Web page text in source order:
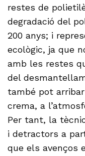
restes de
degradació del
200 anys; i
ecològic, ja que
amb les restes
del
també pot arribar
crema, a
Per tant, la
i detractors a
que els avenços